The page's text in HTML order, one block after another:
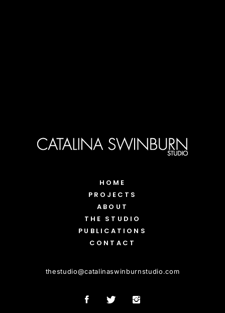
HOME
PROJECTS
ABOUT
THE STUDIO
PUBLICATIONS
CONTACT
thestudio@catalinaswinburnstudio.com